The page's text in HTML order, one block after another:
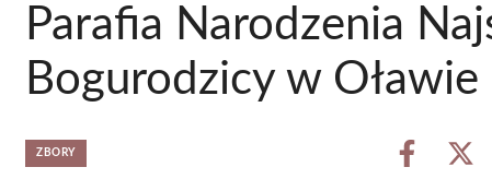
Parafia Narodzenia
Bogurodzicy w Oławie
ZBORY
Share